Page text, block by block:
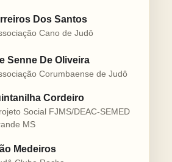
Dos Santos
Cano de Judô
Senne De Oliveira
Corumbaense de Judô
Cordeiro
Social FJMS/DEAC-SEMED
MS
Medeiros